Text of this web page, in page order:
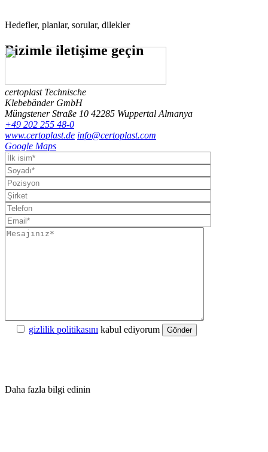
Hedefler, planlar, sorular, dilekler
Bizimleiletişime geçin
certoplast Technische
Klebebänder GmbH
Müngstener Straße 10 42285 Wuppertal Almanya
+49 202 255 48-0
www.certoplast.de info@certoplast.com
Google Maps
gizlilik politikasını kabul ediyorum Gönder
Daha fazla bilgi edinin